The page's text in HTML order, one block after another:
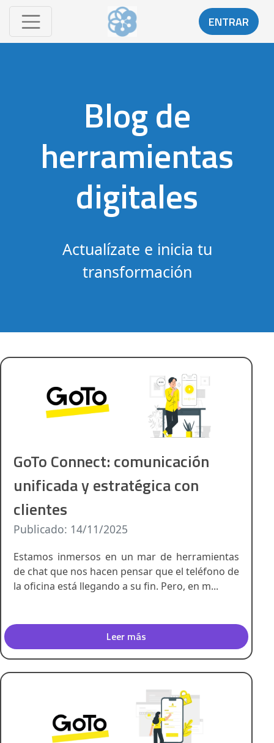
ENTRAR
Blog de
herramientas
digitales
Actualízate e inicia tu
transformación
GoTo Connect: comunicación
unificada y estratégica con
clientes
Publicado: 14/11/2025
Estamos inmersos en un mar de herramientas
de chat que nos hacen pensar que el teléfono de
la oficina está llegando a su fin. Pero, en m...
Leer más